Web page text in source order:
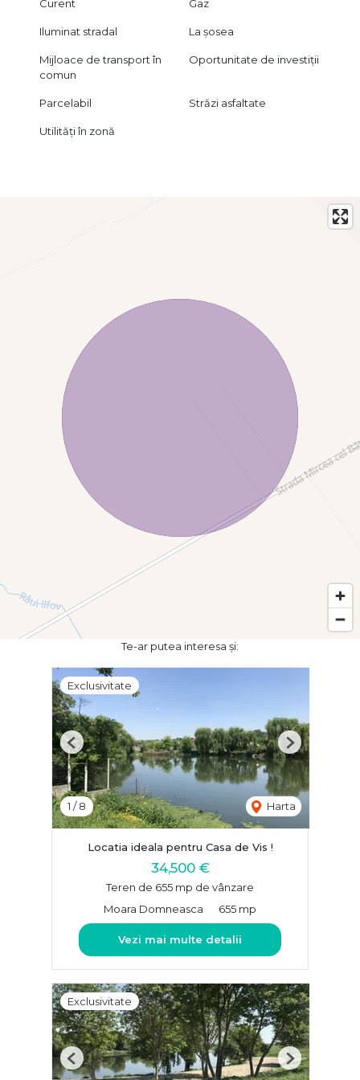
📞 Pentru detalii suplimentare sau pentru a programa o
vizionare, nu ezitați să ne contactați.
ipotecar.
Vizionarea se face doar în baza semnării unui acord, conform
Curent Gaz
Iluminat stradal La șosea
Mijloace de transport în
comun
Oportunitate de investiții
Parcelabil Străzi asfaltate
Utilități în zonă
Te-ar putea interesa și:
Exclusivitate
1 /8 Harta
Previous Next
Locatia ideala pentru Casa de Vis !
34,500 €
Teren de 655 mp de vânzare
Moara Domneasca
655 mp
Vezi mai multe detalii
Exclusivitate
Previous Next